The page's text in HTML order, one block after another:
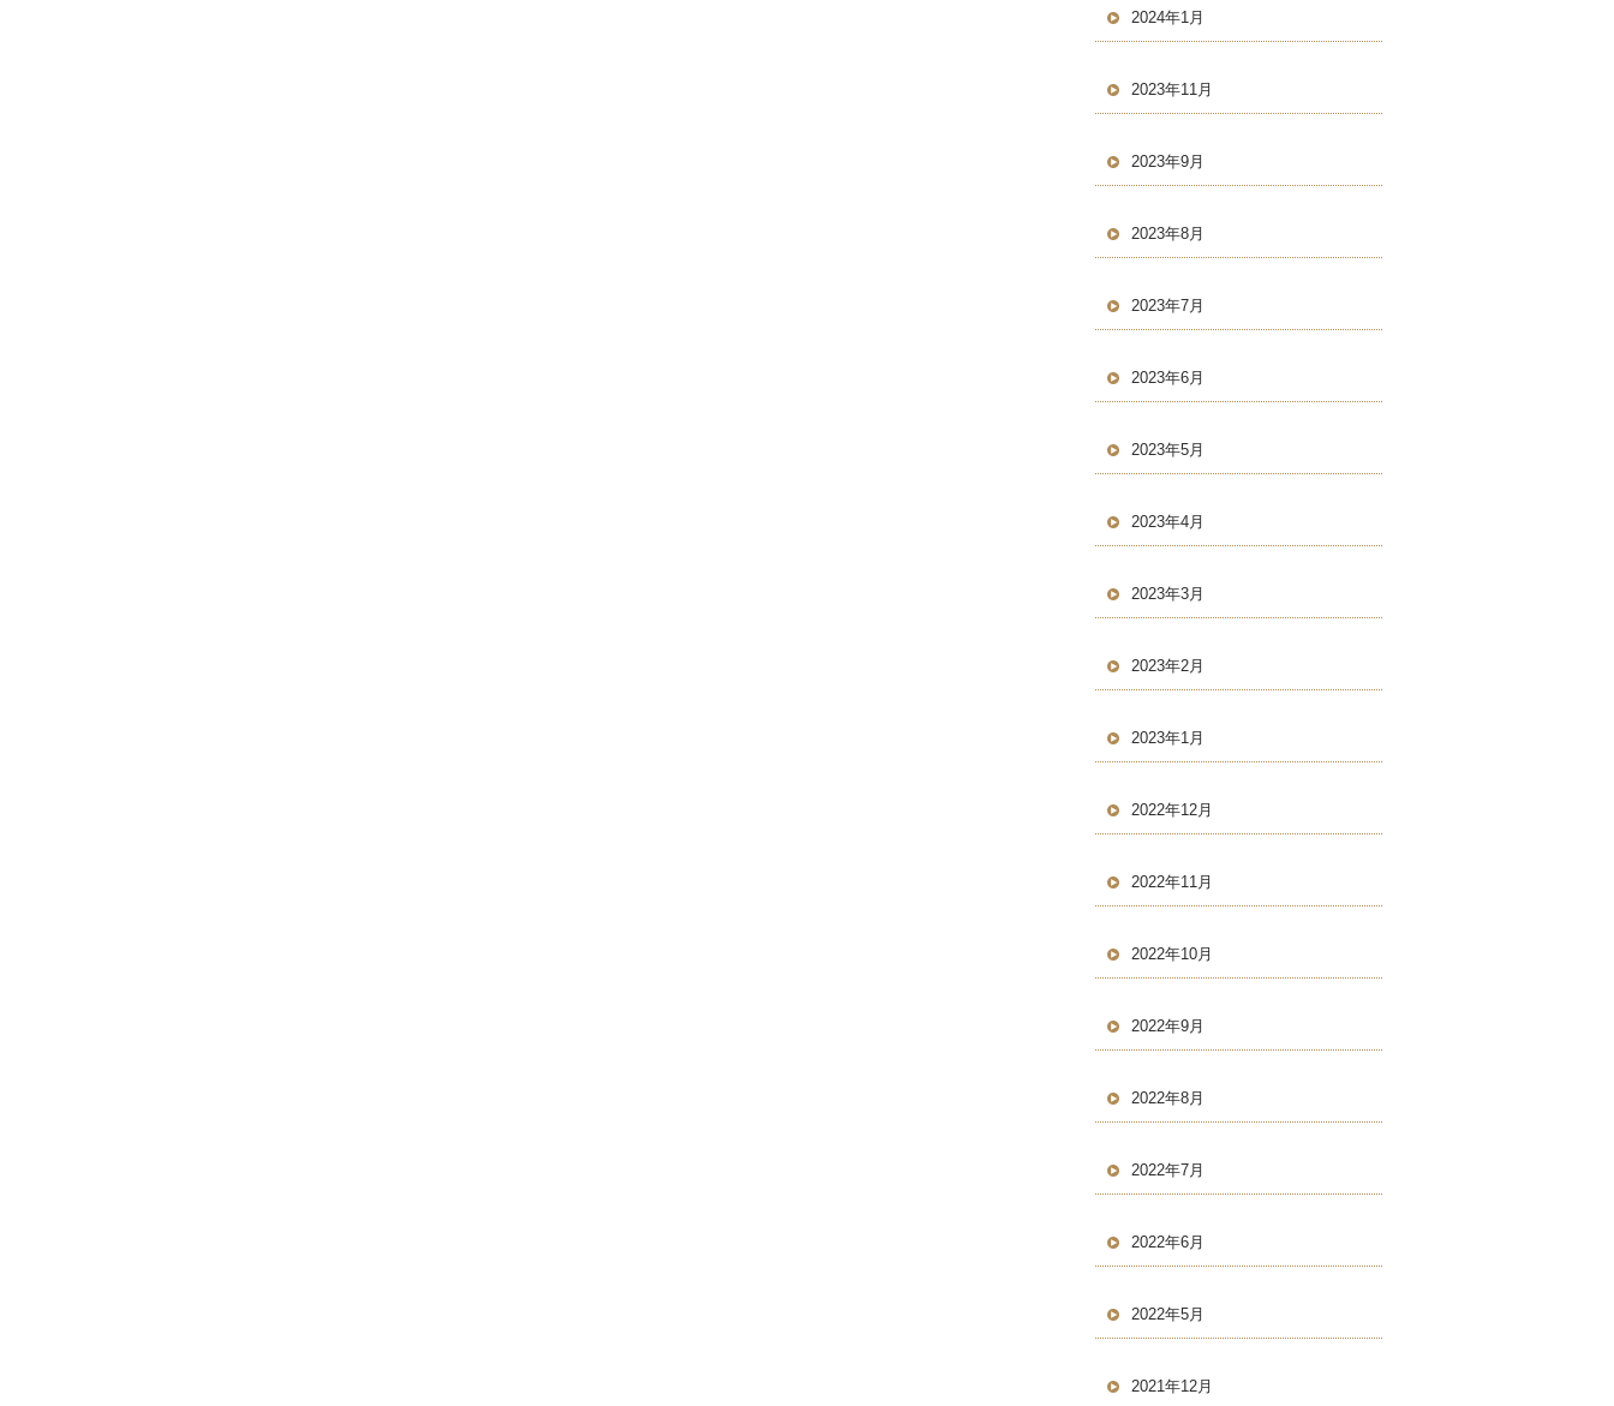
2024年1月
2023年11月
2023年9月
2023年8月
2023年7月
2023年6月
2023年5月
2023年4月
2023年3月
2023年2月
2023年1月
2022年12月
2022年11月
2022年10月
2022年9月
2022年8月
2022年7月
2022年6月
2022年5月
2021年12月